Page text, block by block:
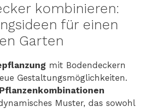
kombinieren:
für einen
Garten
mit Bodendeckern
Gestaltungsmöglichkeiten.
Pflanzenkombinationen
Muster, das sowohl